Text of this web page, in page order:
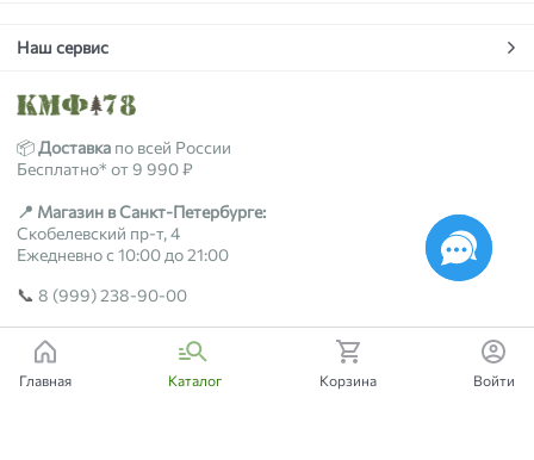
Наш сервис
📦Доставка по всей России
Бесплатно* от 9 990 ₽
📍 Магазин в Санкт-Петербурге:
Скобелевский пр-т, 4
Ежедневно с 10:00 до 21:00
📞 8 (999) 238-90-00
2018-2026 © kmf78.ru
Главная Каталог Корзина Войти